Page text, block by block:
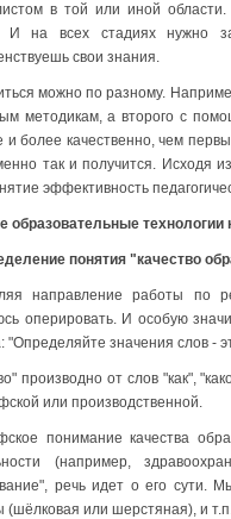
в той или иной
И на всех стадиях нужно
свои знания.
можно по разному.
методикам, а второго с
и более качественно, чем
так и получится. Исходя
эффективность
образовательные технологии
понятия "качество
направление работы по
оперировать. И особую
"Определяйте значения слов -
производно от слов "как",
или производственной.
понимание качества
(например,
речь идет о его сути.
(шёлковая или шерстяная), и